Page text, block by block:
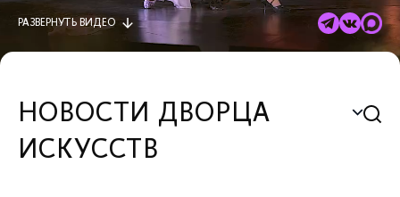
РАЗВЕРНУТЬ ВИДЕО
НОВОСТИ ДВОРЦА
ИСКУССТВ